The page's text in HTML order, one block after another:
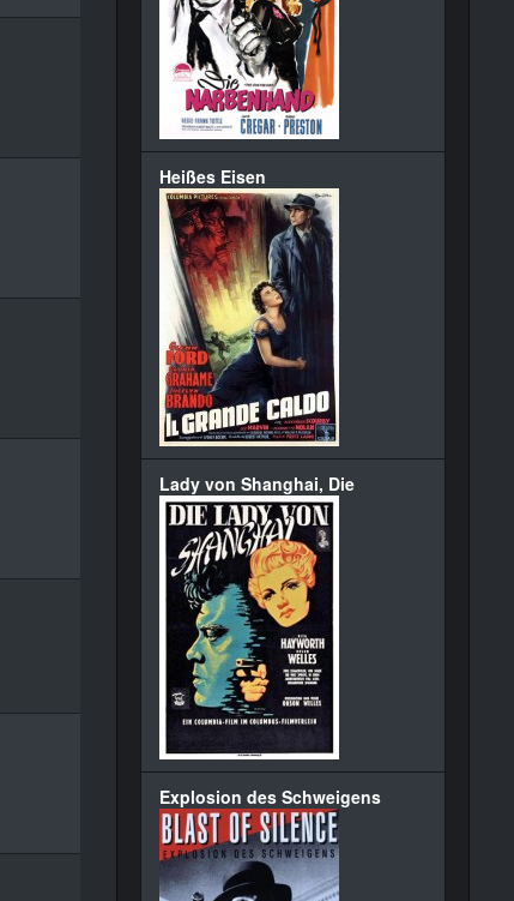
Heißes Eisen
Lady von Shanghai, Die
Explosion des Schweigens